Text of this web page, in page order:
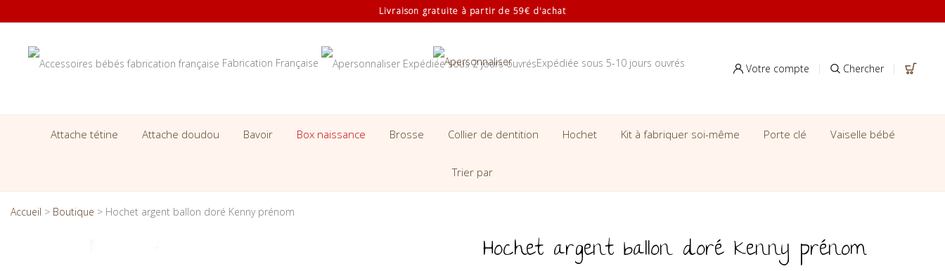
Livraison gratuite à partir de 59€ d'achat
Fabrication Française Expédiée sous 5-10 jours ouvrés Votre compte Chercher
Attache tétine Attache doudou Bavoir Box naissance Brosse Collier de dentition Hochet Kit à fabriquer soi-même Porte clé Vaiselle bébé
Trier par
Accueil > Boutique > Hochet argent ballon doré Kenny prénom
Hochet argent ballon doré Kenny prénom